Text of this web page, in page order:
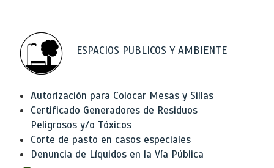
ESPACIOS PUBLICOS Y AMBIENTE
Autorización para Colocar Mesas y Sillas
Certificado Generadores de Residuos
Peligrosos y/o Tóxicos
Corte de pasto en casos especiales
Denuncia de Líquidos en la Vía Pública